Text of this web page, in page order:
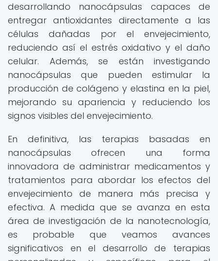
desarrollando nanocápsulas capaces de
entregar antioxidantes directamente a las
células dañadas por el envejecimiento,
reduciendo así el estrés oxidativo y el daño
celular. Además, se están investigando
nanocápsulas que pueden estimular la
producción de colágeno y elastina en la piel,
mejorando su apariencia y reduciendo los
signos visibles del envejecimiento.
En definitiva, las terapias basadas en
nanocápsulas ofrecen una forma
innovadora de administrar medicamentos y
tratamientos para abordar los efectos del
envejecimiento de manera más precisa y
efectiva. A medida que se avanza en esta
área de investigación de la nanotecnología,
es probable que veamos avances
significativos en el desarrollo de terapias